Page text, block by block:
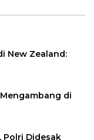
New Zealand:
di
Polri Didesak